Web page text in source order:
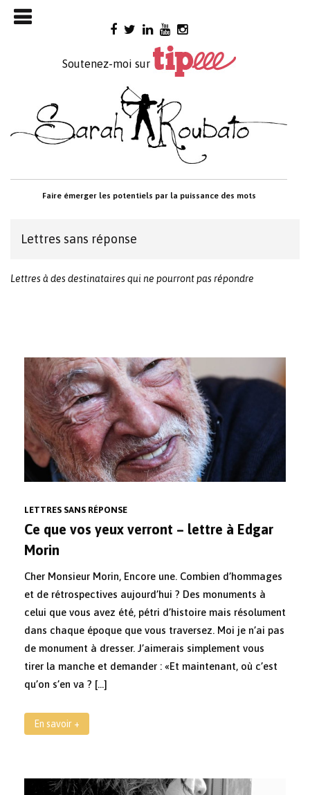
Skip
to
Soutenez-moi sur
Faire émerger les potentiels par la puissance des mots

Lettres sans réponse
Lettres à des destinataires qui ne pourront pas répondre
LETTRES SANS RÉPONSE
Ce que vos yeux verront – lettre à Edgar
Morin
Cher Monsieur Morin, Encore une. Combien d’hommages
et de rétrospectives aujourd’hui ? Des monuments à
celui que vous avez été, pétri d’histoire mais résolument
dans chaque époque que vous traversez. Moi je n’ai pas
de monument à dresser. J’aimerais simplement vous
tirer la manche et demander : «Et maintenant, où c’est
qu’on s’en va ? […]
En savoir +